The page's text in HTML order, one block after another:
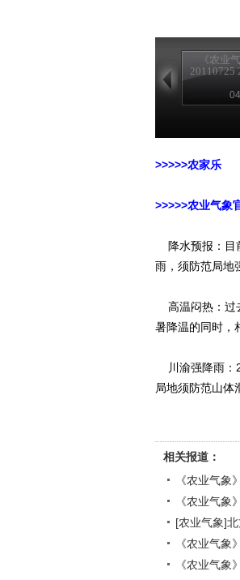
《农业
20110725
>>>>>农家乐
>>>>>农业气象
降水预报：目
雨，须防范局地
高温闷热：过
暑降温的同时，
川渝强降雨：
局地须防范山体
相关报道：
《农业气象
《农业气象
[农业气象]
《农业气
《农业气象